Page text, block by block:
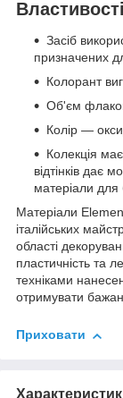
Засіб
призначених
Колорант
Об'єм
Колір —
Колекція має
відтінків дає
матеріали для
Матеріали
італійських
області
пластичність та
техніками
отримувати
Приховати